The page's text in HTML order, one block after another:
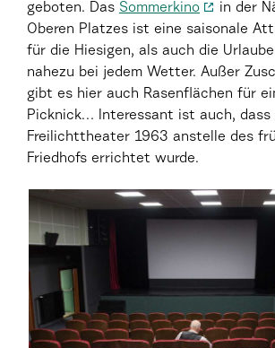
geboten. Das Sommerkino
in der
Oberen Platzes ist eine saisonale
für die Hiesigen, als auch die
nahezu bei jedem Wetter. Außer
gibt es hier auch Rasenflächen für
Picknick… Interessant ist auch, dass
Freilichttheater 1963 anstelle des
Friedhofs errichtet wurde.